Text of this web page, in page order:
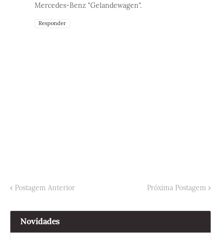
Mercedes-Benz "Gelandewagen".
Responder
Postagem Anterior Próxima Postagem
Novidades